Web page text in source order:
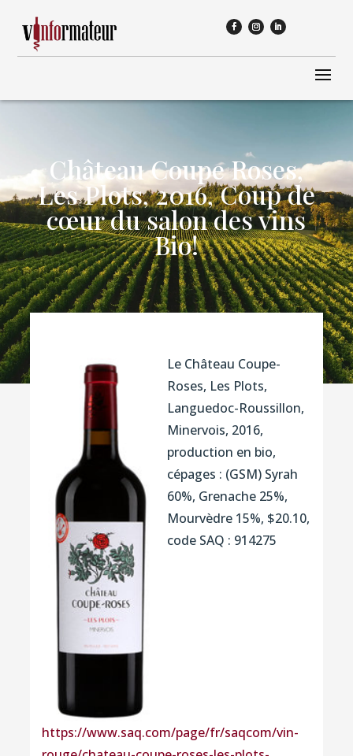
Château Coupe Roses,
Les Plots, 2016, Coup de
cœur du salon des vins
Bio!
Le Château Coupe-
Roses, Les Plots,
Languedoc-Roussillon,
Minervois, 2016,
production en bio,
cépages : (GSM) Syrah
60%, Grenache 25%,
Mourvèdre 15%, $20.10,
code SAQ : 914275
https://www.saq.com/page/fr/saqcom/vin-